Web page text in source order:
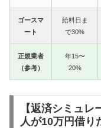
ゴースマ
ート
給料日ま
で30%
正規業者
（参考）
年15〜
20%
【返済シミュ
人が10万円借り